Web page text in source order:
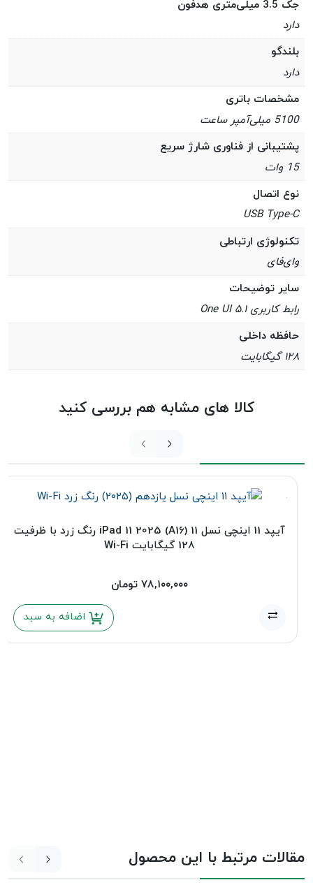
جک 3.5 میلی‌متری هدفون
دارد
بلندگو
دارد
مشخصات باتری
5100 میلی‌آمپر ساعت
پشتیبانی از فناوری شارژ سریع
15 وات
نوع اتصال
USB Type-C
تکنولوژی ارتباطی
وای‌فای
سایر توضیحات
رابط کاربری One UI ۵.۱
حافظه داخلی
۱۲۸ گیگابایت
کالا های مشابه هم بررسی کنید
آیپد 11 اینچی نسل 11 (A16) iPad 11 2025 رنگ زرد با ظرفیت
128 گیگابایت Wi-Fi
۷۸,۱۰۰,۰۰۰ تومان
اضافه به سبد
مقالات مرتبط با این محصول